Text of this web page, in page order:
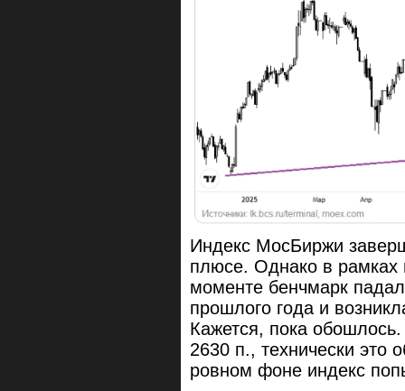
Индекс МосБиржи
плюсе. Однако в рамках
моменте бенчмарк
прошлого года и
Кажется, пока
2630 п., технически это
ровном фоне индекс